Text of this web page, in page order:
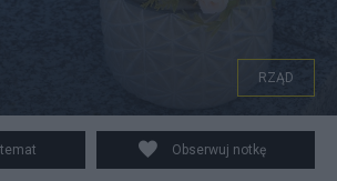
- jego wysokość od dawna
RZĄD
Obserwuj notkę